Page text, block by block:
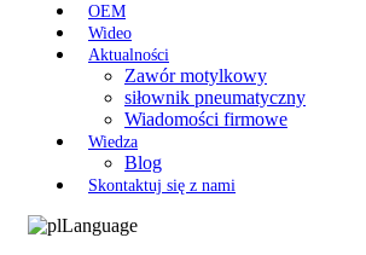
OEM
Wideo
Aktualności
Zawór motylkowy
siłownik pneumatyczny
Wiadomości firmowe
Wiedza
Blog
Skontaktuj się z nami
Language